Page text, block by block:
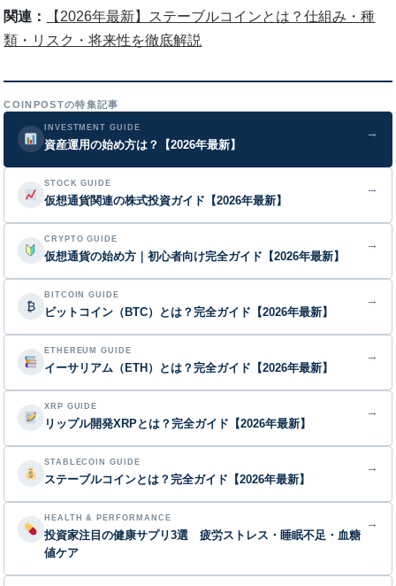
関連：
【2026年最新】ステーブルコインとは？仕組み・種
類・リスク・将来性を徹底解説
COINPOSTの特集記事
INVESTMENT GUIDE
資産運用の始め方は？【2026年最新】
→
STOCK GUIDE
仮想通貨関連の株式投資ガイド【2026年最新】
→
CRYPTO GUIDE
仮想通貨の始め方｜初心者向け完全ガイド【2026年最新】
→
₿
BITCOIN GUIDE
ビットコイン（BTC）とは？完全ガイド【2026年最新】
→
ETHEREUM GUIDE
イーサリアム（ETH）とは？完全ガイド【2026年最新】
→
XRP GUIDE
リップル開発XRPとは？完全ガイド【2026年最新】
→
STABLECOIN GUIDE
ステーブルコインとは？完全ガイド【2026年最新】
→
HEALTH & PERFORMANCE
投資家注目の健康サプリ3選 疲労ストレス・睡眠不足・血糖
値ケア
→